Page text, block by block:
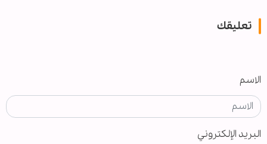
تعليقك
الاسم
البريد الإلكتروني